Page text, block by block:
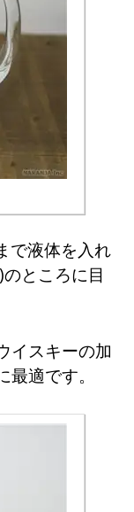
で液体を入れ
ところに目
イスキーの加
適です。